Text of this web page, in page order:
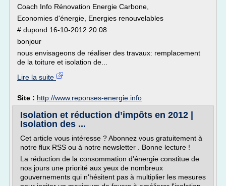
Coach Info Rénovation Energie Carbone,
Economies d'énergie, Energies renouvelables
# dupond 16-10-2012 20:08
bonjour
nous envisageons de réaliser des travaux: remplacement
de la toiture et isolation de...
Lire la suite
Site : http://www.reponses-energie.info
Isolation et réduction d’impôts en 2012 |
Isolation des ...
Cet article vous intéresse ? Abonnez vous gratuitement à
notre flux RSS ou à notre newsletter . Bonne lecture !
La réduction de la consommation d'énergie constitue de
nos jours une priorité aux yeux de nombreux
gouvernements qui n'hésitent pas à multiplier les mesures